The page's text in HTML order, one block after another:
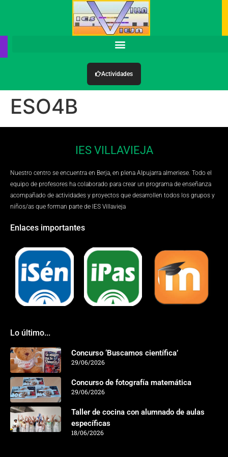
Actividades
ESO4B
IES VILLAVIEJA
Nuestro centro se encuentra en Berja, en plena Alpujarra almeriese. Todo el
equipo de profesores ha colaborado para crear un programa de enseñanza
acompañado de actividades y proyectos que desarrollen todos los grupos y
niños/as que forman parte de IES Villavieja
Enlaces importantes
Lo último...
Concurso ‘Buscamos científica’
29/06/2026
Concurso de fotografía matemática
29/06/2026
Taller de cocina con alumnado de aulas
específicas
18/06/2026